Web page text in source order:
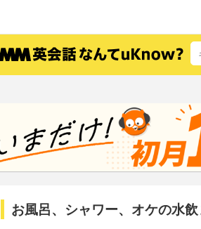
お風呂、シャワー、オケの水